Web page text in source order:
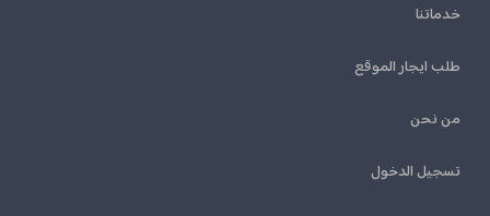
خدماتنا
طلب ايجار الموقع
من نحن
تسجيل الدخول